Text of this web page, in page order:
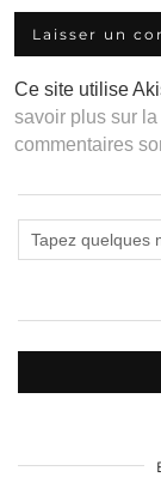
Ce site utilise
savoir plus sur
commentaires